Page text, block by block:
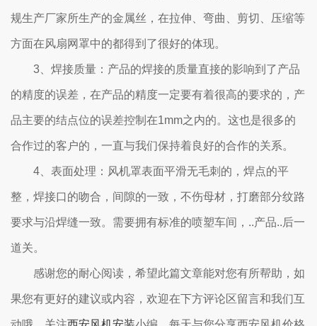
规生产厂家所生产的金属丝，在拉伸、弯曲、剪切、压缩等
方面在风扇网罩中的都得到了很好的体现。
3、焊接质量：产品的焊接的质量直接的影响到了产品
的精度的误差，在产品的精度一定要有着很高的要求的，产
品主要的结点位的误差控制在1mm之内的。这也是很多的
合作过的客户的，一直与我们保持着良好的合作的关系。
4、表面处理：风机罩表面平滑无毛刺的，焊点的平
整，焊接口的吻合，间隙的一致，不伤母材，打磨部分纹路
要求与沿焊缝一致。需要拥有标准的喷塑车间，..产品..后一
道关。
感谢您的耐心阅读，希望此篇文章能对您有所帮助，如
果您有更好的建议或内容，欢迎在下方评论区留言和我们互